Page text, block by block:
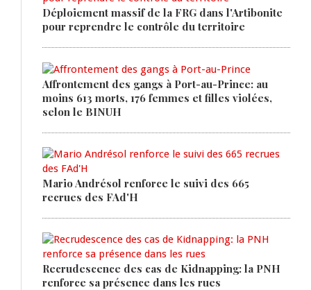
Déploiement massif de la FRG dans l'Artibonite
pour reprendre le contrôle du territoire
Affrontement des gangs à Port-au-Prince: au
moins 613 morts, 176 femmes et filles violées,
selon le BINUH
Mario Andrésol renforce le suivi des 665
recrues des FAd'H
Recrudescence des cas de Kidnapping: la PNH
renforce sa présence dans les rues